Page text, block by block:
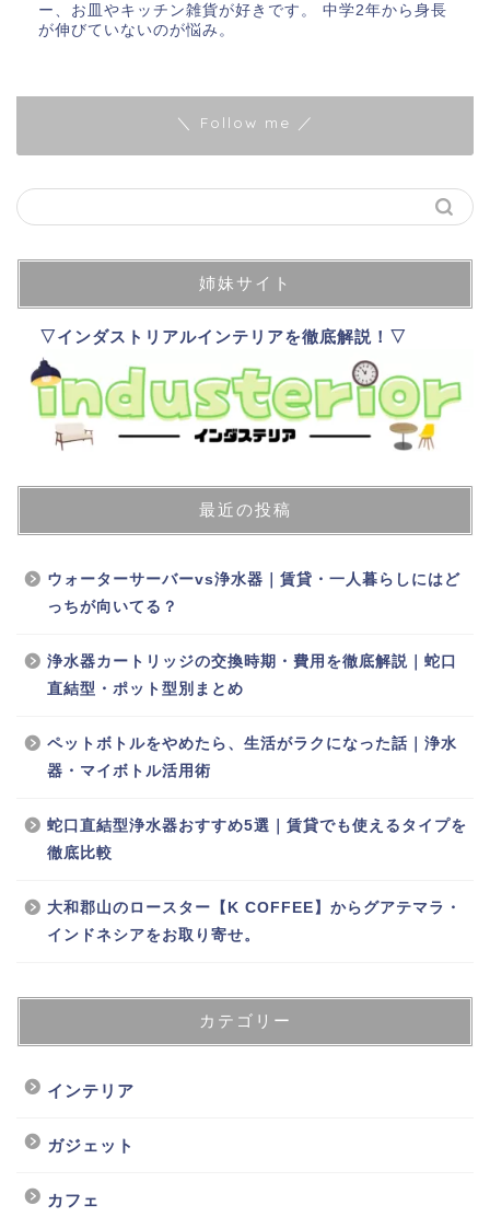
ー、お皿やキッチン雑貨が好きです。 中学2年から身長
が伸びていないのが悩み。
＼ Follow me ／
姉妹サイト
▽インダストリアルインテリアを徹底解説！▽
最近の投稿
ウォーターサーバーvs浄水器｜賃貸・一人暮らしにはど
っちが向いてる？
浄水器カートリッジの交換時期・費用を徹底解説｜蛇口
直結型・ポット型別まとめ
ペットボトルをやめたら、生活がラクになった話｜浄水
器・マイボトル活用術
蛇口直結型浄水器おすすめ5選｜賃貸でも使えるタイプを
徹底比較
大和郡山のロースター【K COFFEE】からグアテマラ・
インドネシアをお取り寄せ。
カテゴリー
インテリア
ガジェット
カフェ